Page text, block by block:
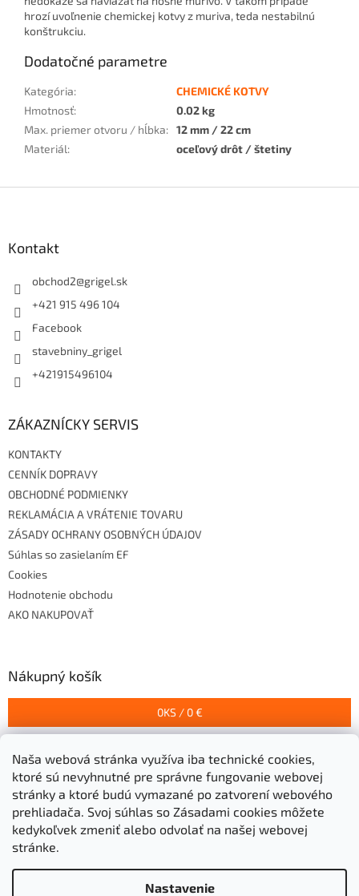
Naša webová stránka využíva iba technické cookies,
ktoré sú nevyhnutné pre správne fungovanie webovej
stránky a ktoré budú vymazané po zatvorení webového
prehliadača. Svoj súhlas so Zásadami cookies môžete
kedykoľvek zmeniť alebo odvolať na našej webovej
stránke.
Nastavenie
hrozí uvoľnenie chemickej kotvy z muriva, teda nestabilnú
konštrukciu.
Dodatočné parametre
Kategória:
CHEMICKÉ KOTVY
Hmotnosť:
0.02 kg
Max. priemer otvoru / hĺbka: 12 mm / 22 cm
Materiál: oceľový drôt / štetiny
Kontakt
obchod2@grigel.sk
+421 915 496 104
Facebook
stavebniny_grigel
+421915496104
ZÁKAZNÍCKY SERVIS
KONTAKTY
CENNÍK DOPRAVY
OBCHODNÉ PODMIENKY
REKLAMÁCIA A VRÁTENIE TOVARU
ZÁSADY OCHRANY OSOBNÝCH ÚDAJOV
Súhlas so zasielaním EF
Cookies
Hodnotenie obchodu
AKO NAKUPOVAŤ
Nákupný košík
0KS / 0 €
Prijímame online platby